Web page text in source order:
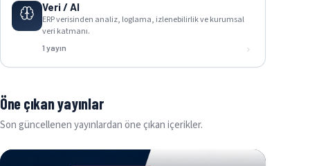
Veri / AI
ERP verisinden analiz, loglama, izlenebilirlik ve kurumsal
veri katmanı.
1 yayın
Öne çıkan yayınlar
Son güncellenen yayınlardan öne çıkan içerikler.